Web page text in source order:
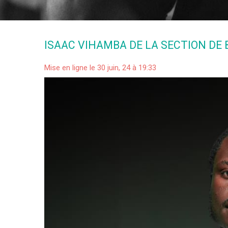
ISAAC VIHAMBA DE LA SECTION DE
Mise en ligne le 30 juin, 24 à 19:33